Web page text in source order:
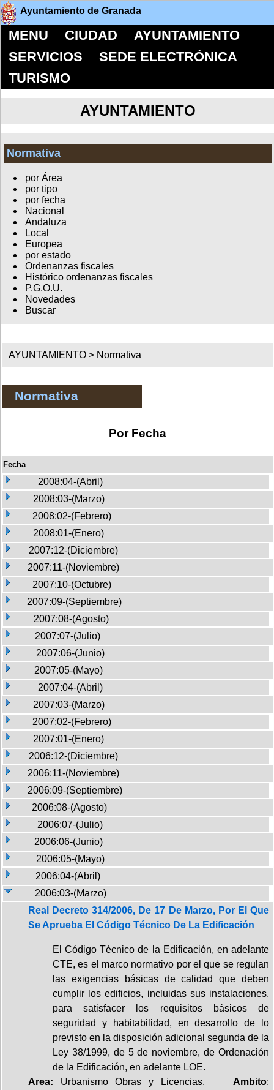
Ayuntamiento de Granada
MENU CIUDAD
AYUNTAMIENTO
SERVICIOS
SEDE ELECTRÓNICA
TURISMO
AYUNTAMIENTO
Normativa
por Área
por tipo
por fecha
Nacional
Andaluza
Local
Europea
por estado
Ordenanzas fiscales
Histórico ordenanzas fiscales
P.G.O.U.
Novedades
Buscar
AYUNTAMIENTO > Normativa
Normativa
Por Fecha
Fecha
2008:04-(Abril)
2008:03-(Marzo)
2008:02-(Febrero)
2008:01-(Enero)
2007:12-(Diciembre)
2007:11-(Noviembre)
2007:10-(Octubre)
2007:09-(Septiembre)
2007:08-(Agosto)
2007:07-(Julio)
2007:06-(Junio)
2007:05-(Mayo)
2007:04-(Abril)
2007:03-(Marzo)
2007:02-(Febrero)
2007:01-(Enero)
2006:12-(Diciembre)
2006:11-(Noviembre)
2006:09-(Septiembre)
2006:08-(Agosto)
2006:07-(Julio)
2006:06-(Junio)
2006:05-(Mayo)
2006:04-(Abril)
2006:03-(Marzo)
Real Decreto 314/2006, De 17 De Marzo, Por El Que
Se Aprueba El Código Técnico De La Edificación
El Código Técnico de la Edificación, en adelante
CTE, es el marco normativo por el que se regulan
las exigencias básicas de calidad que deben
cumplir los edificios, incluidas sus instalaciones,
para satisfacer los requisitos básicos de
seguridad y habitabilidad, en desarrollo de lo
previsto en la disposición adicional segunda de la
Ley 38/1999, de 5 de noviembre, de Ordenación
de la Edificación, en adelante LOE.
Area: Urbanismo Obras y Licencias. Ambito: